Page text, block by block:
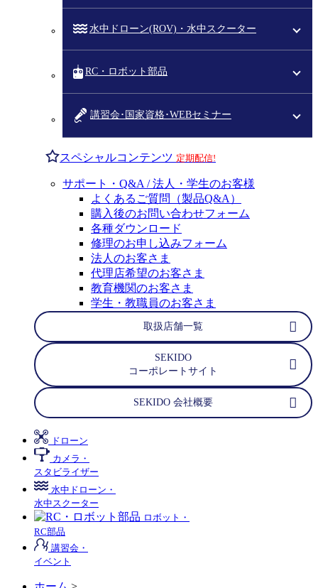
水中ドローン(ROV)・水中スクーター
RC・ロボット部品
講習会･国家資格･WEBセミナー
スペシャルコンテンツ 定期配信!
サポート・Q&A / 法人・学生のお客様
よくあるご質問（製品Q&A）
購入後のお問い合わせフォーム
各種ダウンロード
修理のお申し込みフォーム
法人のお客さま
代理店希望のお客さま
教育機関のお客さま
学生・教職員のお客さま
取扱店舗一覧
SEKIDO
コーポレートサイト
SEKIDO 会社概要
ドローン
カメラ・
スタビライザー
水中ドローン・
水中スクーター
ロボット・
RC部品
講習会・
イベント